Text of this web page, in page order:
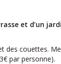
et d’un
des couettes.
par personne).